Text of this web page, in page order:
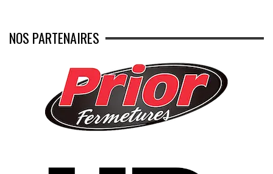
NOS PARTENAIRES